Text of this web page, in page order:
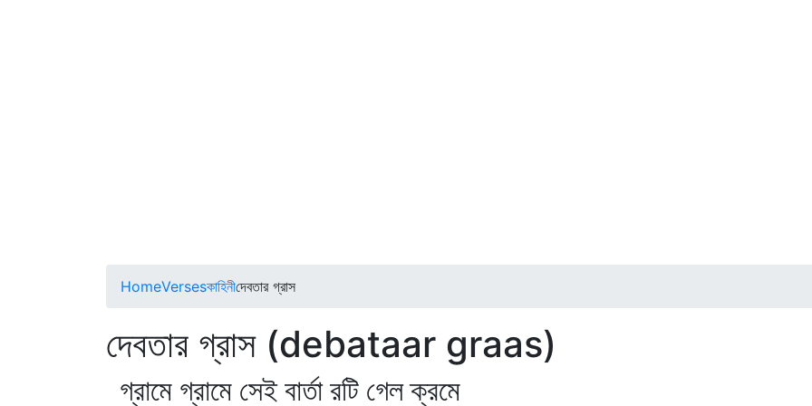
HomeVersesকাহিনীদেবতার গ্রাস
দেবতার গ্রাস (debataar graas)
গ্রামে গ্রামে সেই বার্তা রটি গেল ক্রমে